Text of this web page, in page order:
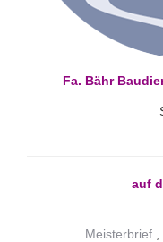
Fa. Bähr
auf
Meisterbrief